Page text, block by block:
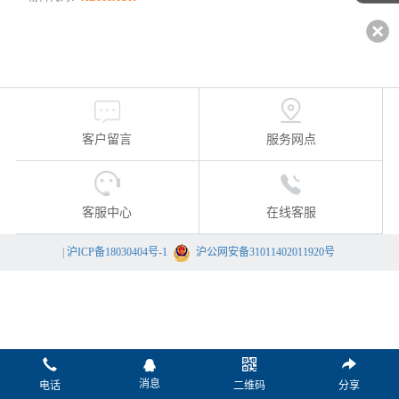
客户留言 服务网点
客服中心 在线客服
沪ICP备18030404号-1 沪公网安备31011402011920号
电话 消息 二维码 分享